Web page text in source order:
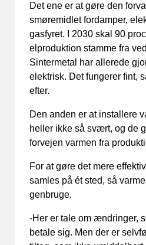
Det ene er at gøre den
smøremidlet fordamper,
gasfyret. I 2030 skal 90
elproduktion stamme fra
Sintermetal har allerede
elektrisk. Det fungerer fint,
efter.
Den anden er at installere
heller ikke så svært, og de
forvejen varmen fra
For at gøre det mere
samles på ét sted, så
genbruge.
-Her er tale om ændringer,
betale sig. Men der er